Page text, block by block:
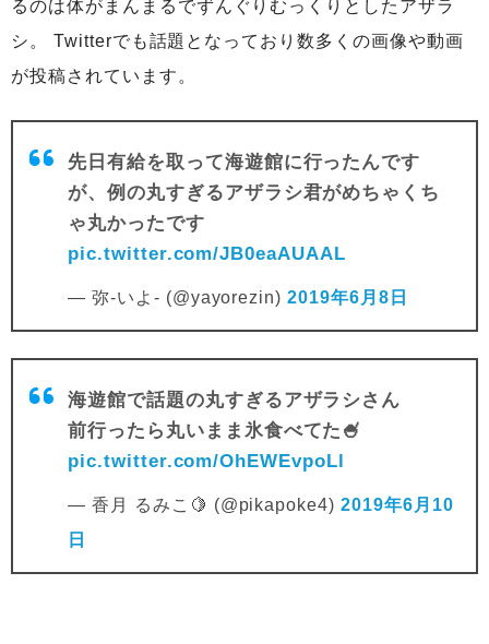
るのは体がまんまるでずんぐりむっくりとしたアザラ
シ。 Twitterでも話題となっており数多くの画像や動画
が投稿されています。
先日有給を取って海遊館に行ったんです
が、例の丸すぎるアザラシ君がめちゃくち
ゃ丸かったです
pic.twitter.com/JB0eaAUAAL
— 弥-いよ- (@yayorezin)2019年6月8日
海遊館で話題の丸すぎるアザラシさん
前行ったら丸いまま氷食べてた🍧
pic.twitter.com/OhEWEvpoLl
— 香月 るみこ🍋 (@pikapoke4)2019年6月10
日